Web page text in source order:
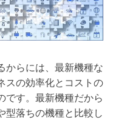
からには、最新機種な
スの効率化とコストの
です。最新機種だから
型落ちの機種と比較し